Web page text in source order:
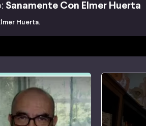
Sanamente Con Elmer Huerta
Huerta.